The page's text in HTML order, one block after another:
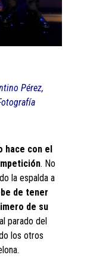
Pérez,
hace con el
. No
la espalda a
de tener
de su
parado del
los otros